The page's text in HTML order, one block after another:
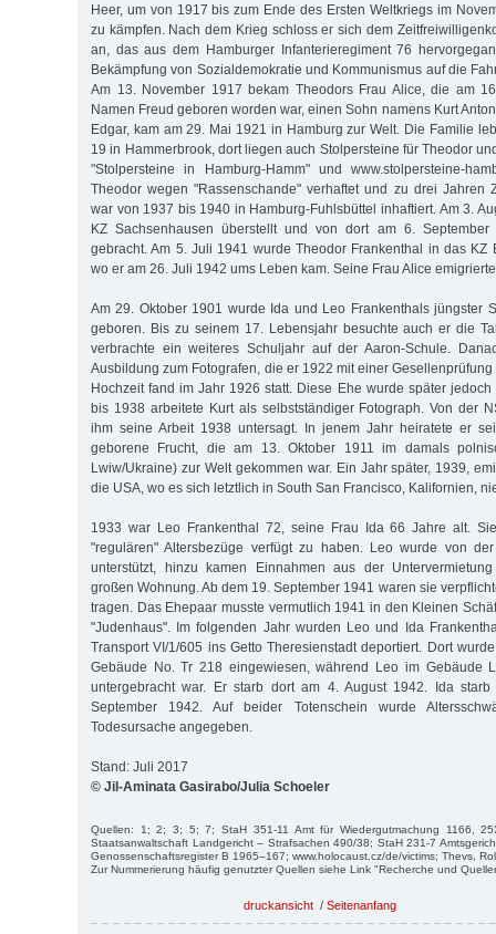
Heer, um von 1917 bis zum Ende des Ersten Weltkriegs im
zu kämpfen. Nach dem Krieg schloss er sich dem
an, das aus dem Hamburger Infanterieregiment 76
Bekämpfung von Sozialdemokratie und Kommunismus auf die
Am 13. November 1917 bekam Theodors Frau Alice, die am
Namen Freud geboren worden war, einen Sohn namens Kurt
Edgar, kam am 29. Mai 1921 in Hamburg zur Welt. Die Familie
19 in Hammerbrook, dort liegen auch Stolpersteine für Theodor
"Stolpersteine in Hamburg-Hamm" und www.stolpersteine-
Theodor wegen "Rassenschande" verhaftet und zu drei Jahren
war von 1937 bis 1940 in Hamburg-Fuhlsbüttel inhaftiert. Am 3.
KZ Sachsenhausen überstellt und von dort am 6.
gebracht. Am 5. Juli 1941 wurde Theodor Frankenthal in das KZ
wo er am 26. Juli 1942 ums Leben kam. Seine Frau Alice
Am 29. Oktober 1901 wurde Ida und Leo Frankenthals jüngster
geboren. Bis zu seinem 17. Lebensjahr besuchte auch er die
verbrachte ein weiteres Schuljahr auf der Aaron-Schule.
Ausbildung zum Fotografen, die er 1922 mit einer
Hochzeit fand im Jahr 1926 statt. Diese Ehe wurde später
bis 1938 arbeitete Kurt als selbstständiger Fotograph. Von der
ihm seine Arbeit 1938 untersagt. In jenem Jahr heiratete er
geborene Frucht, die am 13. Oktober 1911 im damals
Lwiw/Ukraine) zur Welt gekommen war. Ein Jahr später, 1939,
die USA, wo es sich letztlich in South San Francisco, Kalifornien,
1933 war Leo Frankenthal 72, seine Frau Ida 66 Jahre alt.
"regulären" Altersbezüge verfügt zu haben. Leo wurde von
unterstützt, hinzu kamen Einnahmen aus der
großen Wohnung. Ab dem 19. September 1941 waren sie
tragen. Das Ehepaar musste vermutlich 1941 in den Kleinen
"Judenhaus". Im folgenden Jahr wurden Leo und Ida
Transport VI/1/605 ins Getto Theresienstadt deportiert. Dort
Gebäude No. Tr 218 eingewiesen, während Leo im Gebäude
untergebracht war. Er starb dort am 4. August 1942. Ida
September 1942. Auf beider Totenschein wurde
Todesursache angegeben.
Stand: Juli 2017
© Jil-Aminata Gasirabo/Julia Schoeler
Quellen: 1; 2; 3; 5; 7; StaH 351-11 Amt für Wiedergutmachung 1166,
Staatsanwaltschaft Landgericht – Strafsachen 490/38; StaH 231-7
Genossenschaftsregister B 1965–167; www.holocaust.cz/de/victims; Thevs,
Zur Nummerierung häufig genutzter Quellen siehe Link "Recherche und
druckansicht / Seitenanfang